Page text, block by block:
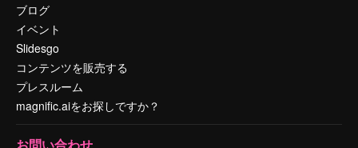
ブログ
イベント
Slidesgo
コンテンツを販売する
プレスルーム
magnific.aiをお探しですか？
お問い合わせ